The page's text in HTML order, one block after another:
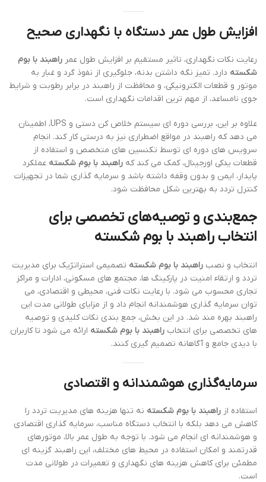
افزایش طول عمر دستگاه با نگهداری صحیح
رعایت نکات نگهداری، تاثیر مستقیم بر افزایش طول عمر راهبند با بوم
شکسته دارد. تمیز نگه داشتن بدنه، جلوگیری از نفوذ گرد و غبار به
موتور و قطعات الکترونیکی، و محافظت از راهبند در برابر رطوبت و شرایط
جوی نامساعد، از مهم ترین اقدامات نگهداری است.
علاوه بر این، بررسی دوره ای سیستم خلاص کن دستی و UPS، اطمینان
می دهد که راهبند در مواقع اضطراری نیز به درستی کار کند. انجام
سرویس های دوره ای توسط تکنسین های متخصص و استفاده از
قطعات یدکی اورجینال، کمک می کند که راهبند با بوم شکسته عملکرد
پایدار، ایمن و بدون وقفه داشته باشد و سرمایه گذاری شما در تجهیزات
کنترل تردد به بهترین شکل محافظت شود.
جمع‌بندی و توصیه‌های تخصصی برای
انتخاب راهبند با بوم شکسته
انتخاب و نصب راهبند با بوم شکسته تصمیمی استراتژیک برای مدیریت
تردد و ارتقاء امنیت در پارکینگ ها، مجتمع های مسکونی، ادارات و مراکز
تجاری محسوب می شود. با رعایت نکات فنی، محیطی و اقتصادی، می
توان سرمایه گذاری هوشمندانه انجام داد و از مزایای طولانی مدت این
راهبند بهره مند شد. در این بخش، جمع بندی نکات کلیدی و توصیه
های تخصصی برای انتخاب راهبند با بوم شکسته ارائه می شود تا کاربران
با دیدی جامع و آگاهانه تصمیم گیری کنند.
سرمایه‌گذاری هوشمندانه و اقتصادی
استفاده از راهبند با بوم شکسته نه تنها هزینه های مدیریت تردد را
کاهش می دهد بلکه با انتخاب دستگاه مناسب، سرمایه گذاری اقتصادی
و هوشمندانه ای انجام می شود. با توجه به طول عمر بالا، موتورهای
قدرتمند و امکان استفاده در محیط های مختلف، این راهبند گزینه ای
مطمئن برای کاهش هزینه های نگهداری و تعمیرات در طولانی مدت
است.